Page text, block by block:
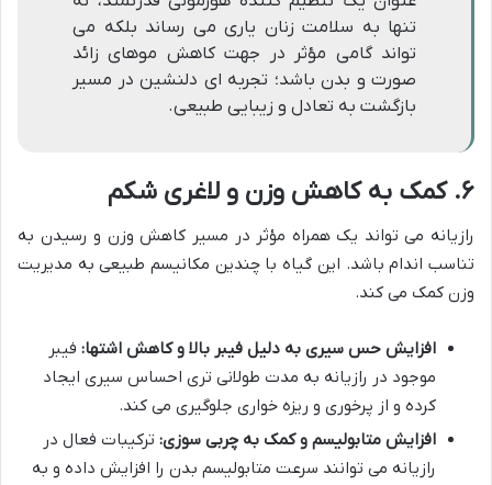
تنها به سلامت زنان یاری می رساند بلکه می
تواند گامی مؤثر در جهت کاهش موهای زائد
صورت و بدن باشد؛ تجربه ای دلنشین در مسیر
بازگشت به تعادل و زیبایی طبیعی.
۶. کمک به کاهش وزن و لاغری شکم
رازیانه می تواند یک همراه مؤثر در مسیر کاهش وزن و رسیدن به
تناسب اندام باشد. این گیاه با چندین مکانیسم طبیعی به مدیریت
وزن کمک می کند.
افزایش حس سیری به دلیل فیبر بالا و کاهش اشتها: فیبر
موجود در رازیانه به مدت طولانی تری احساس سیری ایجاد
کرده و از پرخوری و ریزه خواری جلوگیری می کند.
افزایش متابولیسم و کمک به چربی سوزی: ترکیبات فعال در
رازیانه می توانند سرعت متابولیسم بدن را افزایش داده و به